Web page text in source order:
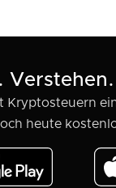
Kryptosteuern
heute